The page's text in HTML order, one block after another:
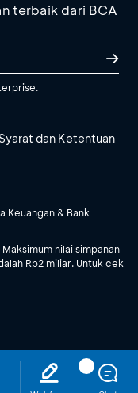
terbaik dari BCA
Syarat dan Ketentuan
Keuangan & Bank
nilai simpanan
Rp2 miliar. Untuk cek